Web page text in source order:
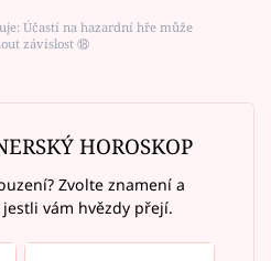
Účastí na hazardní hře může
závislost ⑱
HOROSKOP
Zvolte znamení a
vám hvězdy přejí.